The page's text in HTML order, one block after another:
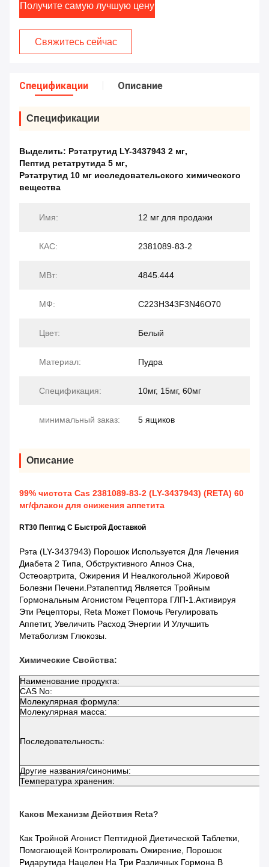
Получите самую лучшую цену
Свяжитесь сейчас
Спецификации Описание
Спецификации
Выделить: Рэтатрутид LY-3437943 2 мг,
Пептид ретатрутида 5 мг,
Рэтатрутид 10 мг исследовательского химического
вещества
Имя: 12 мг для продажи
КАС: 2381089-83-2
МВт: 4845.444
МФ: C223H343F3N46O70
Цвет: Белый
Материал: Пудра
Спецификация: 10мг, 15мг, 60мг
минимальный заказ: 5 ящиков
Описание
99% чистота Cas 2381089-83-2 (LY-3437943) (RETA) 60
мг/флакон для снижения аппетита
RT30 Пептид С Быстрой Доставкой
Рэта (LY-3437943) Порошок Используется Для Лечения
Диабета 2 Типа, Обструктивного Апноэ Сна,
Остеоартрита, Ожирения И Неалкогольной Жировой
Болезни Печени.Рэтапептид Является Тройным
Гормональным Агонистом Рецептора ГЛП-1.Активируя
Эти Рецепторы, Reta Может Помочь Регулировать
Аппетит, Увеличить Расход Энергии И Улучшить
Метаболизм Глюкозы.
Химические Свойства:
Наименование продукта:
CAS No:
Молекулярная формула:
Молекулярная масса:
Последовательность:
Другие названия/синонимы:
Температура хранения:
Каков Механизм Действия Reta?
Как Тройной Агонист Пептидной Диетической Таблетки,
Помогающей Контролировать Ожирение, Порошок
Ридарутида Нацелен На Три Различных Гормона В